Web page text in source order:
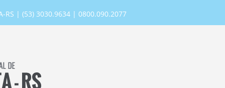
RS | (53) 3030.9634 | 0800.090.2077